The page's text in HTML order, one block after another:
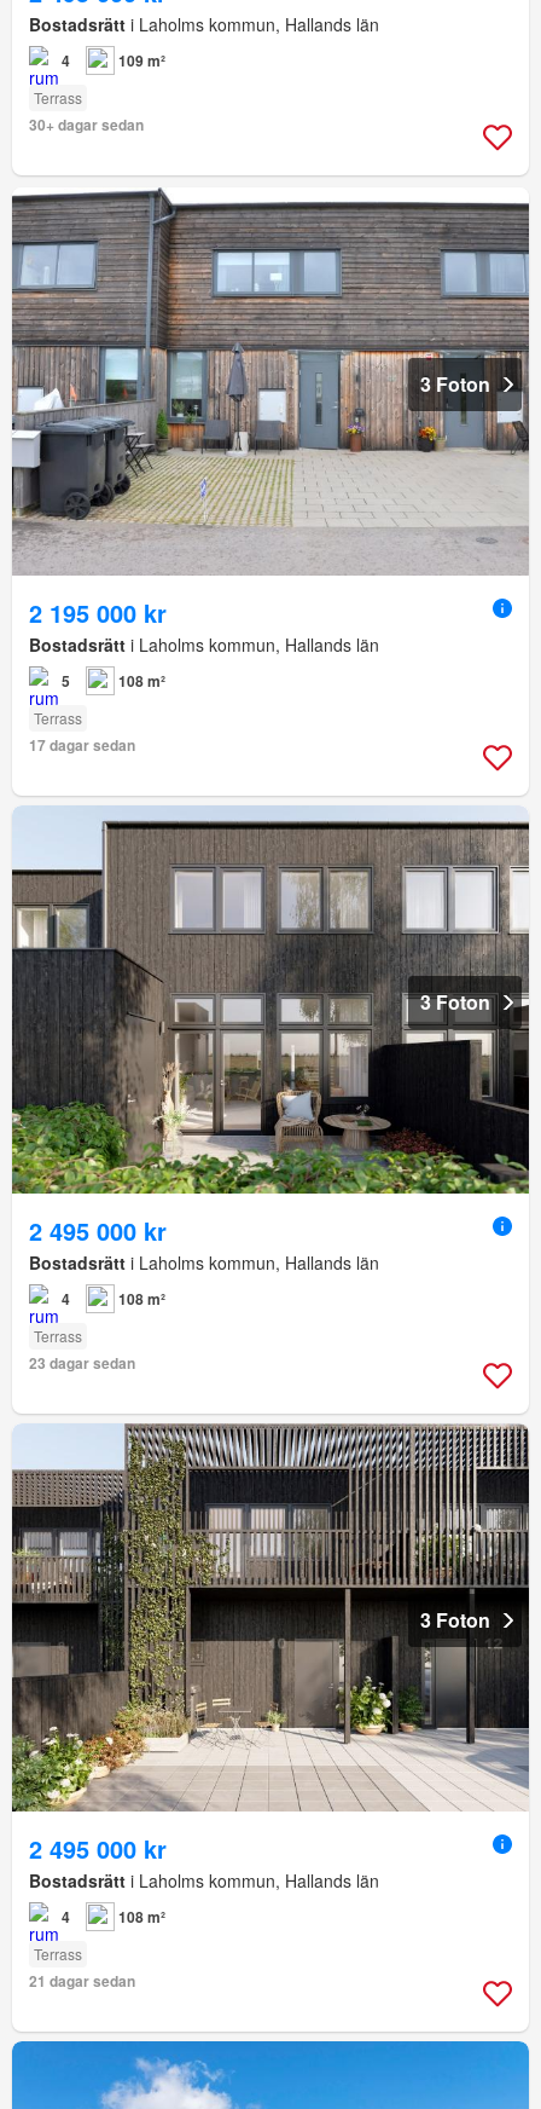
Bostadsrätt i Laholms kommun, Hallands län
4 109 m²
Terrass
30+ dagar sedan
3 Foton
2 195 000 kr
Bostadsrätt i Laholms kommun, Hallands län
5 108 m²
Terrass
17 dagar sedan
3 Foton
2 495 000 kr
Bostadsrätt i Laholms kommun, Hallands län
4 108 m²
Terrass
23 dagar sedan
3 Foton
2 495 000 kr
Bostadsrätt i Laholms kommun, Hallands län
4 108 m²
Terrass
21 dagar sedan